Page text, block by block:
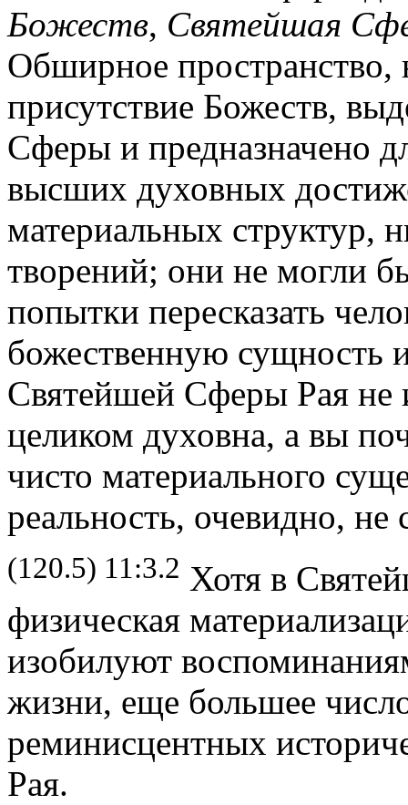
Божеств, Святейшая
Обширное пространство,
присутствие Божеств,
Сферы и предназначено
высших духовных
материальных структур,
творений; они не могли
попытки пересказать
божественную сущность
Святейшей Сферы Рая не
целиком духовна, а вы
чисто материального
реальность, очевидно, не
(120.5) 11:3.2 Хотя в
физическая
изобилуют
жизни, еще большее
реминисцентных
Рая.